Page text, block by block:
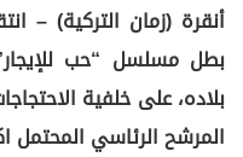
أنقرة (زمان التركية) –
بطل مسلسل “حب
بلاده، على خلفية
المرشح الرئاسي المحتمل